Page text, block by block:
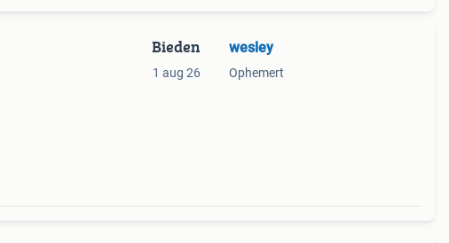
Bieden
1 aug 26
wesley
Ophemert